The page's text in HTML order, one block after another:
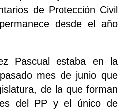
de Protección Civil
desde el año
Pascual estaba en la
mes de junio que
de la que forman
del PP y el único de